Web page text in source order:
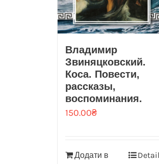
Владимир
Звиняцковский.
Коса. Повести,
рассказы,
воспоминания.
150.00₴
Додати в